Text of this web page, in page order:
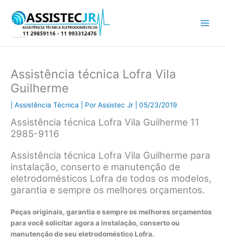
para
conteúdo
Assistência técnica Lofra Vila
Guilherme
|Assistência Técnica | PorAssistec Jr |05/23/2019
Assistência técnica Lofra Vila Guilherme 11
2985-9116
Assistência técnica Lofra Vila Guilherme para
instalação, conserto e manutenção de
eletrodomésticos Lofra de todos os modelos,
garantia e sempre os melhores orçamentos.
Peças originais, garantia e sempre os melhores orçamentos
para você solicitar agora a instalação, conserto ou
manutenção do seu eletrodoméstico Lofra.